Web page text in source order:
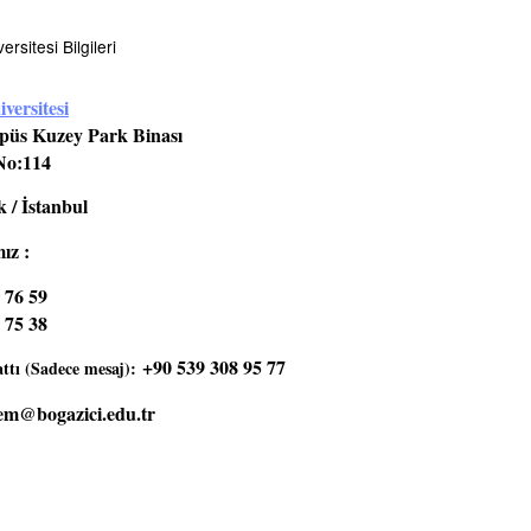
Bilgileri
Kuzey Park Binası
/ İstanbul
:
59
38
(Sadece mesaj): +90 539 308 95 77